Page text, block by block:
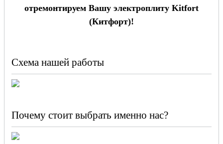
отремонтируем Вашу электроплиту Kitfort
(Китфорт)!
Схема нашей работы
Почему стоит выбрать именно нас?